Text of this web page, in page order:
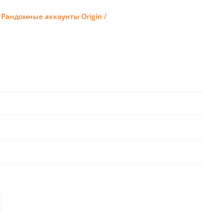
Рандомные аккаунты Origin /